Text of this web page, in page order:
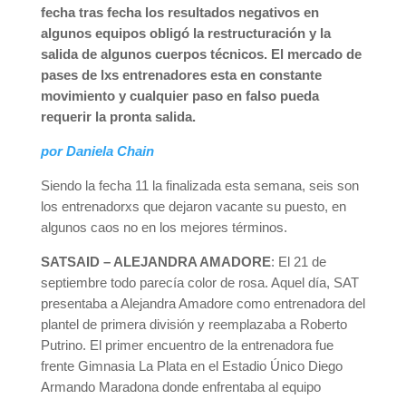
fecha tras fecha los resultados negativos en
algunos equipos obligó la restructuración y la
salida de algunos cuerpos técnicos. El mercado de
pases de lxs entrenadores esta en constante
movimiento y cualquier paso en falso pueda
requerir la pronta salida.
por Daniela Chain
Siendo la fecha 11 la finalizada esta semana, seis son
los entrenadorxs que dejaron vacante su puesto, en
algunos caos no en los mejores términos.
SATSAID – ALEJANDRA AMADORE: El 21 de
septiembre todo parecía color de rosa. Aquel día, SAT
presentaba a Alejandra Amadore como entrenadora del
plantel de primera división y reemplazaba a Roberto
Putrino. El primer encuentro de la entrenadora fue
frente Gimnasia La Plata en el Estadio Único Diego
Armando Maradona donde enfrentaba al equipo